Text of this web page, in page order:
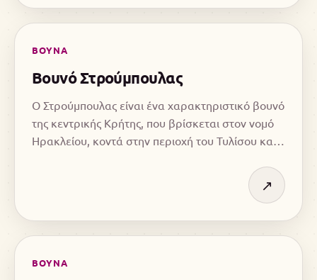
ΒΟΥΝΑ
Βουνό Στρούμπουλας
Ο Στρούμπουλας είναι ένα χαρακτηριστικό βουνό
της κεντρικής Κρήτης, που βρίσκεται στον νομό
Ηρακλείου, κοντά στην περιοχή του Τυλίσου και
↗
ΒΟΥΝΑ